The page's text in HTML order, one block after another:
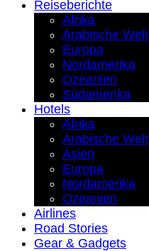
Reiseberichte
Afrika
Arabische Welt
Europa
Nordamerika
Ozeanien
Südamerika
Hotels
Afrika
Arabische Welt
Asien
Europa
Nordamerika
Ozeanien
Airlines
Road Stories
Gear & Gadgets